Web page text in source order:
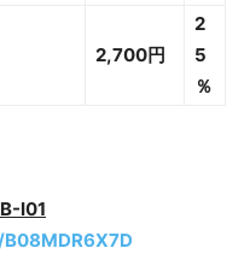
2,700円
2
5
％
I01